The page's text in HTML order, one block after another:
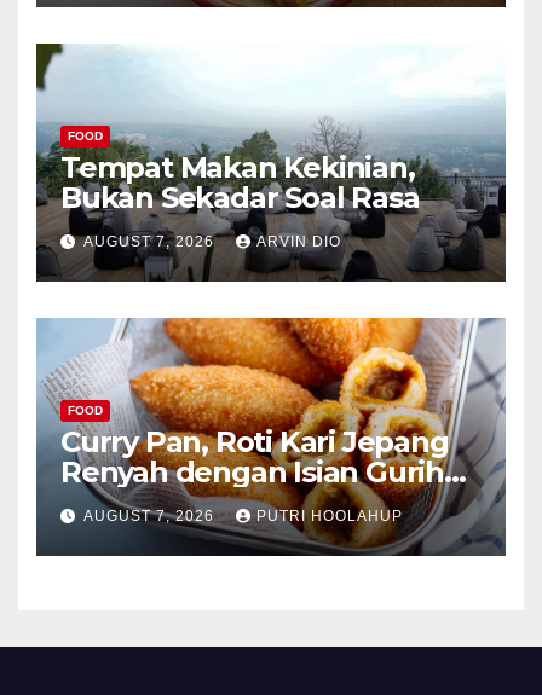
FOOD
Tempat Makan Kekinian,
Bukan Sekadar Soal Rasa
AUGUST 7, 2026 ARVIN DIO
FOOD
Curry Pan, Roti Kari Jepang
Renyah dengan Isian Gurih
Menggoda
AUGUST 7, 2026 PUTRI HOOLAHUP